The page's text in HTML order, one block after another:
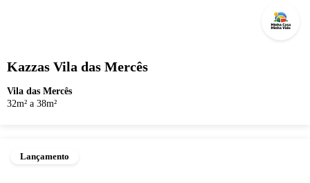
Kazzas Vila das Mercês
Vila das Mercês
32m² a 38m²
Lançamento